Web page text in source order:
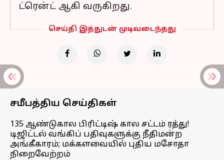
ட்ரென்ட் ஆகி வருகிறது.
செய்தி இத்துடன் முடிவடைந்தது
சமீபத்திய செய்திகள்
135 ஆண்டுகால பிரிட்டிஷ் கால சட்டம் ரத்து!
டிஜிட்டல் வங்கிப் பதிவுகளுக்கு நீதிமன்ற
அங்கீகாரம்; மக்களவையில் புதிய மசோதா
நிறைவேற்றம்